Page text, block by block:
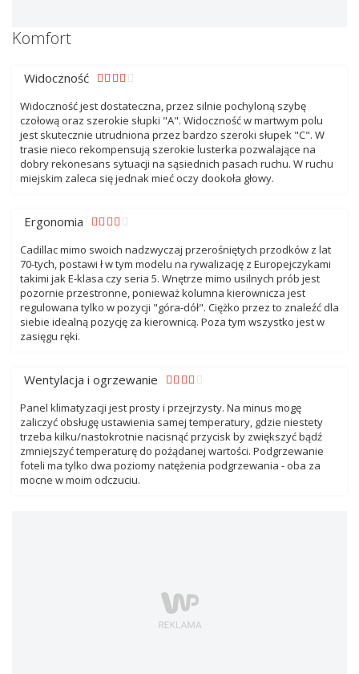
Komfort
Widoczność
Widoczność jest dostateczna, przez silnie pochyloną szybę
czołową oraz szerokie słupki "A". Widoczność w martwym polu
jest skutecznie utrudniona przez bardzo szeroki słupek "C". W
trasie nieco rekompensują szerokie lusterka pozwalające na
dobry rekonesans sytuacji na sąsiednich pasach ruchu. W ruchu
miejskim zaleca się jednak mieć oczy dookoła głowy.
Ergonomia
Cadillac mimo swoich nadzwyczaj przerośniętych przodków z lat
70-tych, postawi ł w tym modelu na rywalizację z Europejczykami
takimi jak E-klasa czy seria 5. Wnętrze mimo usilnych prób jest
pozornie przestronne, ponieważ kolumna kierownicza jest
regulowana tylko w pozycji "góra-dół". Ciężko przez to znaleźć dla
siebie idealną pozycję za kierownicą. Poza tym wszystko jest w
zasięgu ręki.
Wentylacja i ogrzewanie
Panel klimatyzacji jest prosty i przejrzysty. Na minus mogę
zaliczyć obsługę ustawienia samej temperatury, gdzie niestety
trzeba kilku/nastokrotnie nacisnąć przycisk by zwiększyć bądź
zmniejszyć temperaturę do pożądanej wartości. Podgrzewanie
foteli ma tylko dwa poziomy natężenia podgrzewania - oba za
mocne w moim odczuciu.